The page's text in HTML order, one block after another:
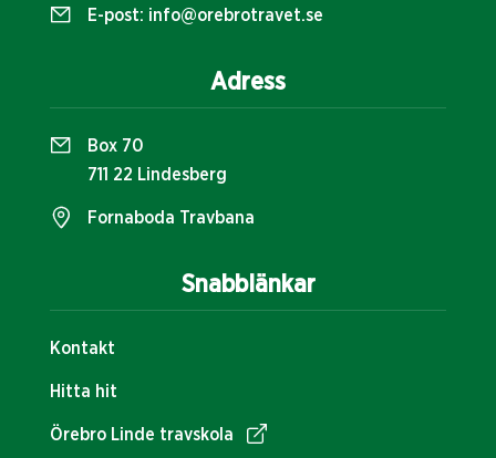
Snabblänkar
Kontakt
Hitta hit
Örebro Linde travskola
E-post: info@orebrotravet.se
Adress
Box 70
711 22 Lindesberg
Fornaboda Travbana